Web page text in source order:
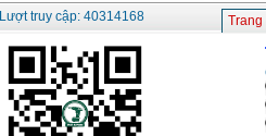
Lượt truy cập: 40314168 Trang